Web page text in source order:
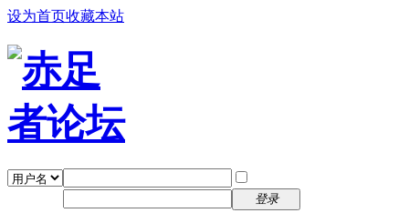
设为首页收藏本站
登录